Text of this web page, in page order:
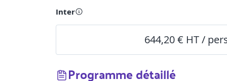
Inter
644,20 € HT /
Programme détaillé